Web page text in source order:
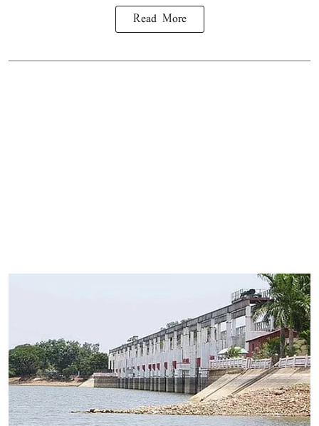
Read More